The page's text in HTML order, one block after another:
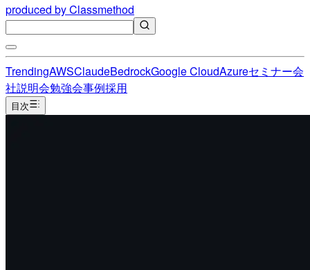
produced by Classmethod
TrendingAWSClaudeBedrockGoogle CloudAzureセミナー会
社説明会勉強会事例採用
目次